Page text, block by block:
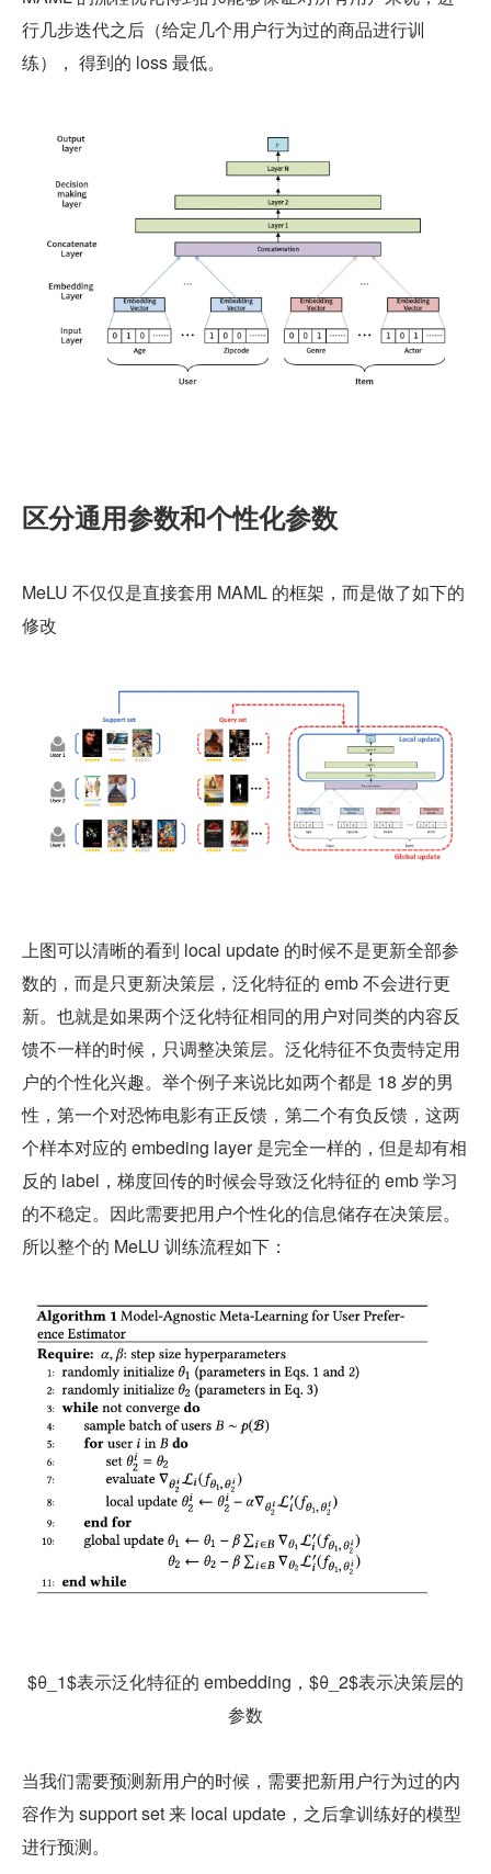
行几步迭代之后（给定几个用户行为过的商品进行训
练）， 得到的 loss 最低。
区分通用参数和个性化参数
MeLU 不仅仅是直接套用 MAML 的框架，而是做了如下的
修改
上图可以清晰的看到 local update 的时候不是更新全部参
数的，而是只更新决策层，泛化特征的 emb 不会进行更
新。也就是如果两个泛化特征相同的用户对同类的内容反
馈不一样的时候，只调整决策层。泛化特征不负责特定用
户的个性化兴趣。举个例子来说比如两个都是 18 岁的男
性，第一个对恐怖电影有正反馈，第二个有负反馈，这两
个样本对应的 embeding layer 是完全一样的，但是却有相
反的 label，梯度回传的时候会导致泛化特征的 emb 学习
的不稳定。因此需要把用户个性化的信息储存在决策层。
所以整个的 MeLU 训练流程如下：
$θ_1$表示泛化特征的 embedding， $θ_2$表示决策层的
参数
当我们需要预测新用户的时候，需要把新用户行为过的内
容作为 support set 来 local update，之后拿训练好的模型
进行预测。